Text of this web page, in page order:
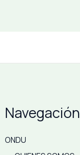
Navegación
ONDU